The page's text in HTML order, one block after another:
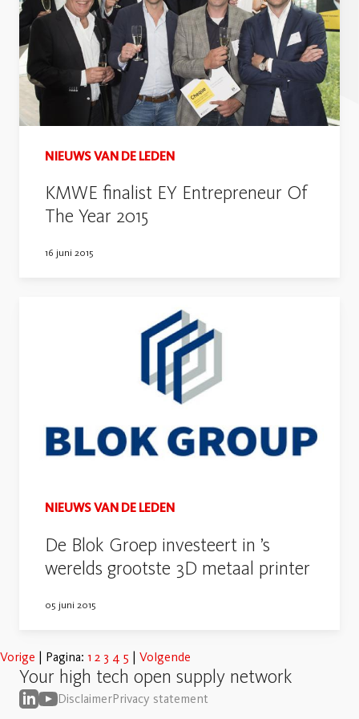
NIEUWS VAN DE LEDEN
KMWE finalist EY Entrepreneur Of
The Year 2015
16 juni 2015
NIEUWS VAN DE LEDEN
De Blok Groep investeert in ’s
werelds grootste 3D metaal printer
05 juni 2015
Vorige Pagina: 1 2 3 4 5 Volgende
Your high tech open supply network
DisclaimerPrivacy statement